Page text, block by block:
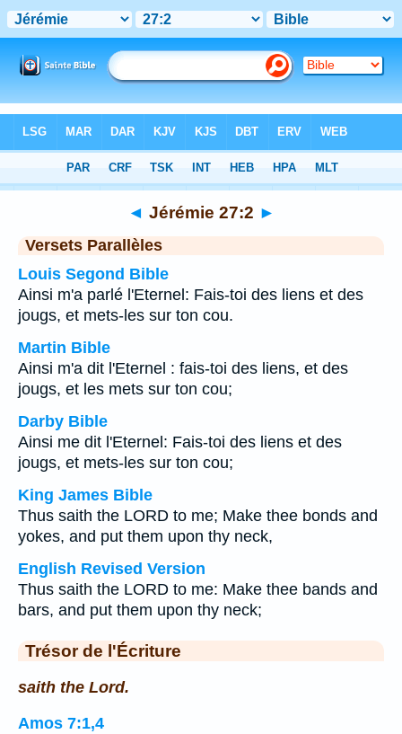
Chapitre 27 > Verset 2
◄ Jérémie 27:2 ►
Versets Parallèles
Louis Segond Bible
Ainsi m'a parlé l'Eternel: Fais-toi des liens et des
jougs, et mets-les sur ton cou.
Martin Bible
Ainsi m'a dit l'Eternel : fais-toi des liens, et des
jougs, et les mets sur ton cou;
Darby Bible
Ainsi me dit l'Eternel: Fais-toi des liens et des
jougs, et mets-les sur ton cou;
King James Bible
Thus saith the LORD to me; Make thee bonds and
yokes, and put them upon thy neck,
English Revised Version
Thus saith the LORD to me: Make thee bands and
bars, and put them upon thy neck;
Trésor de l'Écriture
saith the Lord.
Amos 7:1,4